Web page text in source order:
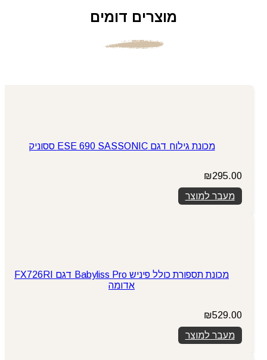
מוצרים דומים
מכונת גילוח דגם ESE 690 SASSONIC ססוניק
₪295.00
מעבר למוצר
מכונת תספורת כולל פיניש Babyliss Pro דגם FX726RI
אדומה
₪529.00
מעבר למוצר